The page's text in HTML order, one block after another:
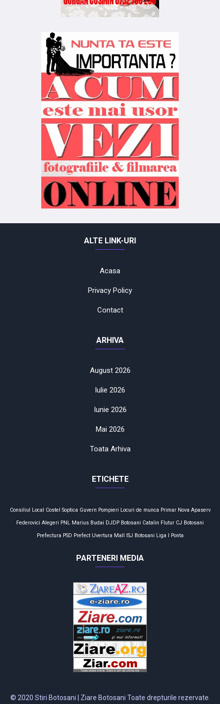
ALTE LINK-URI
Acasa
Privacy Policy
Contact
ARHIVA
August 2026
Iulie 2026
Iunie 2026
Mai 2026
Toata Arhiva
ETICHETE
Consiliul Local Costel Soptica Guvern Pompieri Locuri de munca Primar Nova Apaserv
Federovici Alegeri PNL Marius Budai DJDP Botosani Catalin Flutur CJ Botosani
Prefectura PSD Prefect Uvertura Mall ISJ Botosani Liga I Ponta
PARTENERI MEDIA
© 2020 Stiri Botosani | Ziare Botosani Toate drepturile rezervate.